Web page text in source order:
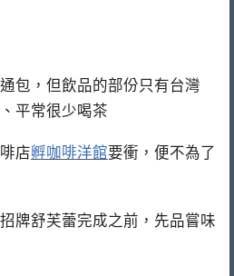
包，但飲品的部份只有台灣
平常很少喝茶
店孵咖啡洋館要衝，便不為了
牌舒芙蕾完成之前，先品嘗味